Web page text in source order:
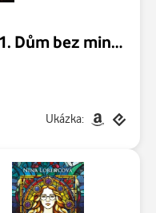
Temné případy z Česka 1. Dům bez minulosti
Ukázka: